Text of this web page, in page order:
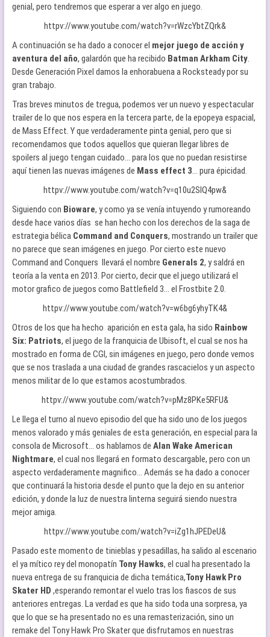
genial, pero tendremos que esperar a ver algo en juego.
httpv://www.youtube.com/watch?v=rWzcYbtZQrk&
A continuación se ha dado a conocer el mejor juego de acción y
aventura del año, galardón que ha recibido Batman Arkham City.
Desde Generación Pixel damos la enhorabuena a Rocksteady por su
gran trabajo.
Tras breves minutos de tregua, podemos ver un nuevo y espectacular
trailer de lo que nos espera en la tercera parte, de la epopeya espacial,
de Mass Effect. Y que verdaderamente pinta genial, pero que si
recomendamos que todos aquellos que quieran llegar libres de
spoilers al juego tengan cuidado… para los que no puedan resistirse
aquí tienen las nuevas imágenes de Mass effect 3 … pura épicidad.
httpv://www.youtube.com/watch?v=q10u2SIQ4pw&
Siguiendo con Bioware, y como ya se venía intuyendo y rumoreando
desde hace varios días se han hecho con los derechos de la saga de
estrategia bélica Command and Conquers, mostrando un trailer que
no parece que sean imágenes en juego. Por cierto este nuevo
Command and Conquers llevará el nombre Generals 2, y saldrá en
teoría a la venta en 2013. Por cierto, decir que el juego utilizará el
motor grafico de juegos como Battlefield 3… el Frostbite 2.0.
httpv://www.youtube.com/watch?v=w6bg6yhyTK4&
Otros de los que ha hecho aparición en esta gala, ha sido Rainbow
Six: Patriots, el juego de la franquicia de Ubisoft, el cual se nos ha
mostrado en forma de CGI, sin imágenes en juego, pero donde vemos
que se nos traslada a una ciudad de grandes rascacielos y un aspecto
menos militar de lo que estamos acostumbrados.
httpv://www.youtube.com/watch?v=pMz8PKe5RFU&
Le llega el turno al nuevo episodio del que ha sido uno de los juegos
menos valorado y más geniales de esta generación, en especial para la
consola de Microsoft… os hablamos de Alan Wake American
Nightmare, el cual nos llegará en formato descargable, pero con un
aspecto verdaderamente magnifico… Además se ha dado a conocer
que continuará la historia desde el punto que la dejo en su anterior
edición, y donde la luz de nuestra linterna seguirá siendo nuestra
mejor amiga.
httpv://www.youtube.com/watch?v=iZg1hJPEDeU&
Pasado este momento de tinieblas y pesadillas, ha salido al escenario
el ya mítico rey del monopatín Tony Hawks, el cual ha presentado la
nueva entrega de su franquicia de dicha temática,Tony Hawk Pro
Skater HD ,esperando remontar el vuelo tras los fiascos de sus
anteriores entregas. La verdad es que ha sido toda una sorpresa, ya
que lo que se ha presentado no es una remasterización, sino un
remake del Tony Hawk Pro Skater que disfrutamos en nuestras